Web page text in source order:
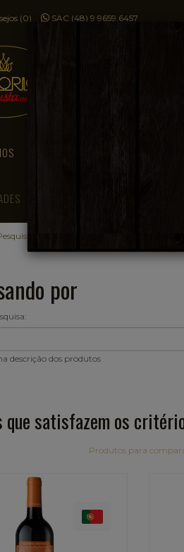
(0) SAC (48) 9 9659.6457
por
por
descrição dos produtos
que satisfazem os
Produtos para